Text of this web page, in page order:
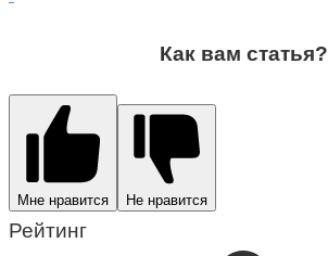
Как вам статья?
Мне нравится Не нравится
Рейтинг